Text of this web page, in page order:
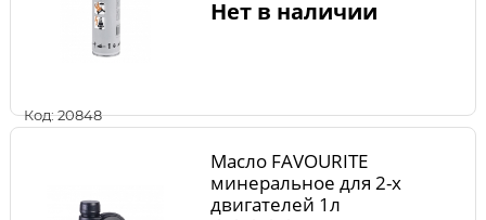
Код: 20848
Нет в наличии
Масло FAVOURITE
минеральное для 2-х
двигателей 1л